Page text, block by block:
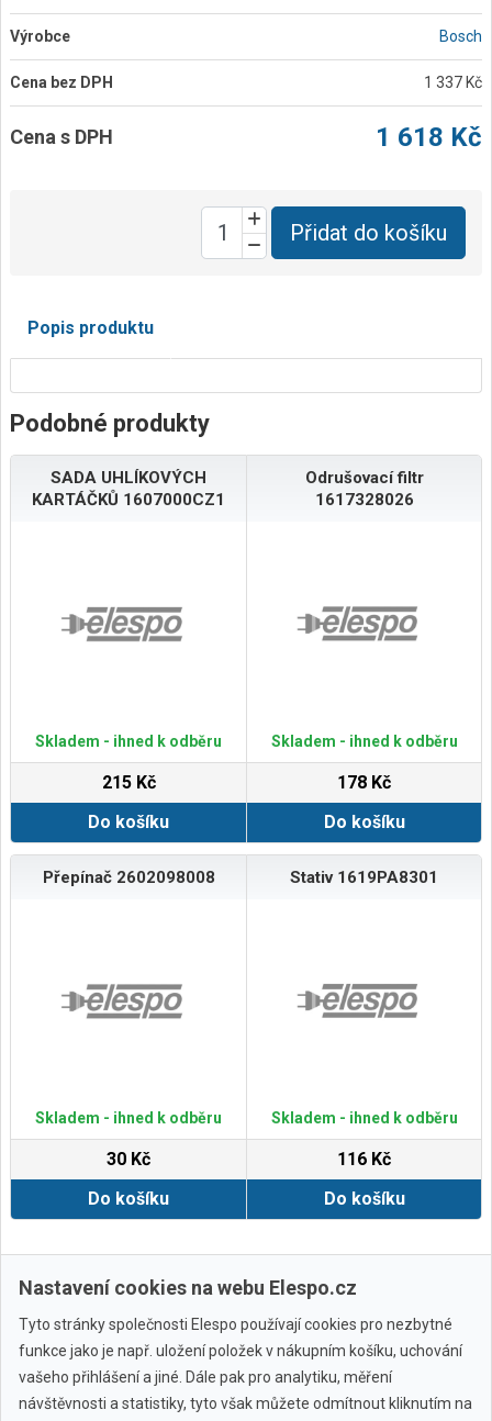
Výrobce Bosch
Cena bez DPH 1 337 Kč
Cena s DPH 1 618 Kč
Přidat do košíku
Popis produktu
Podobné produkty
SADA UHLÍKOVÝCH
KARTÁČKŮ 1607000CZ1
Skladem - ihned k odběru
215 Kč
Do košíku
Odrušovací filtr
1617328026
Skladem - ihned k odběru
178 Kč
Do košíku
Přepínač 2602098008
Skladem - ihned k odběru
30 Kč
Do košíku
Stativ 1619PA8301
Skladem - ihned k odběru
116 Kč
Do košíku
Zobrazit další
Nastavení cookies na webu Elespo.cz
Tyto stránky společnosti Elespo používají cookies pro nezbytné
funkce jako je např. uložení položek v nákupním košíku, uchování
vašeho přihlášení a jiné. Dále pak pro analytiku, měření
návštěvnosti a statistiky, tyto však můžete odmítnout kliknutím na